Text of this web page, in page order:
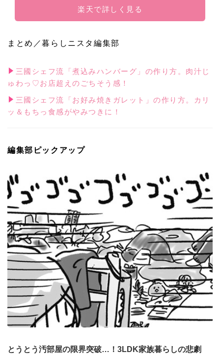
楽天で詳しく見る
まとめ／暮らしニスタ編集部
三國シェフ流「煮込みハンバーグ」の作り方。肉汁じ
ゅわっ♡お店超えのごちそう感！
三國シェフ流「お好み焼きガレット」の作り方。カリ
ッ＆もちっ食感がやみつきに！
編集部ピックアップ
とうとう汚部屋の限界突破…！3LDK家族暮らしの悲劇